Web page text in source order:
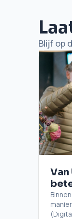
Blijf op
Van